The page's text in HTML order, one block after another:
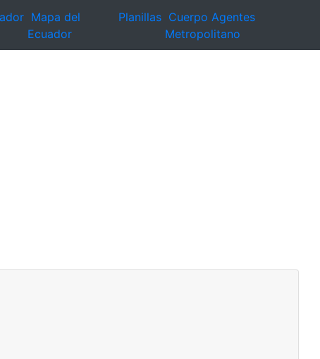
Mapa del
Ecuador
Planillas Cuerpo Agentes
Metropolitano